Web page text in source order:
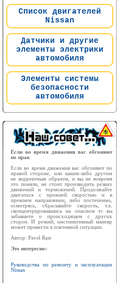
Список двигателей
Nissan
Датчики и другие
элементы электрики
автомобиля
Элементы системы
безопасности
автомобиля
Если во время движения вас обгоняют
по прав
Если во время движения вас обгоняют по
правой стороне, или каким-либо другим
не корректным образом, и вы не вовремя
это поняли, не стоит производить резких
движений и торможений. Продолжайте
двигаться с прежней скоростью и в
прежнем направлении, либо постепенно,
осмотрясь, сбрасывайте скорость, т.к.
сконцентрировавшись на опасном тс вы
забываете о происходящем с других
сторон. И резкий, инстинктивный маневр
может привести к плачевной ситуации.
Автор: Pavel Rast
Это интересно:
Руководства по ремонту и эксплуатации
Nissan